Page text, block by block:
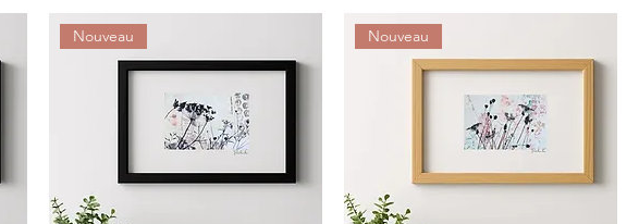
Nouveau Nouveau